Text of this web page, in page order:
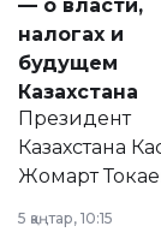
— о власти,
налогах и
будущем
Казахстана
Президент
Казахстана
Жомарт
сразу
5 қаңтар, 10:15